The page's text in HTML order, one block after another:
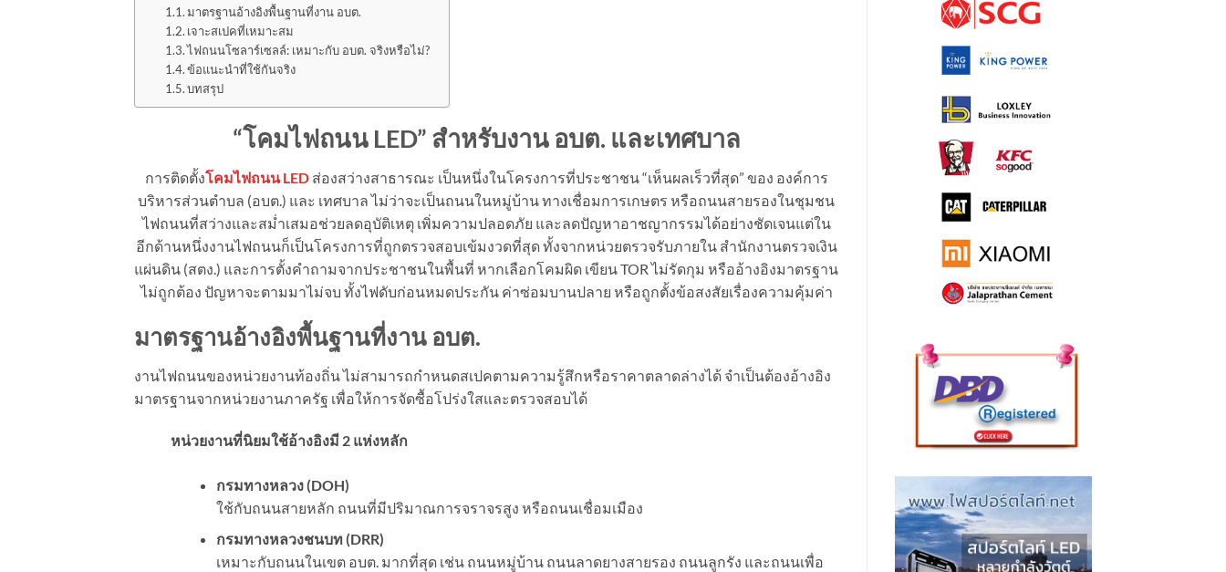
มาตรฐานอ้างอิงพื้นฐานที่งาน อบต.
เจาะสเปคที่เหมาะสม
ไฟถนนโซลาร์เซลล์: เหมาะกับ อบต. จริงหรือไม่?
ข้อแนะนำที่ใช้กันจริง
บทสรุป
“โคมไฟถนน LED” สำหรับงาน อบต. และเทศบาล
การติดตั้งโคมไฟถนน LEDส่องสว่างสาธารณะ เป็นหนึ่งในโครงการที่ประชาชน “เห็นผลเร็วที่สุด” ของ องค์การ
บริหารส่วนตำบล (อบต.) และ เทศบาล ไม่ว่าจะเป็นถนนในหมู่บ้าน ทางเชื่อมการเกษตร หรือถนนสายรองในชุมชน
ไฟถนนที่สว่างและสม่ำเสมอช่วยลดอุบัติเหตุ เพิ่มความปลอดภัย และลดปัญหาอาชญากรรมได้อย่างชัดเจนแต่ใน
อีกด้านหนึ่งงานไฟถนนก็เป็นโครงการที่ถูกตรวจสอบเข้มงวดที่สุด ทั้งจากหน่วยตรวจรับภายใน สำนักงานตรวจเงิน
แผ่นดิน (สตง.) และการตั้งคำถามจากประชาชนในพื้นที่ หากเลือกโคมผิด เขียน TOR ไม่รัดกุม หรืออ้างอิงมาตรฐาน
ไม่ถูกต้อง ปัญหาจะตามมาไม่จบ ทั้งไฟดับก่อนหมดประกัน ค่าซ่อมบานปลาย หรือถูกตั้งข้อสงสัยเรื่องความคุ้มค่า
มาตรฐานอ้างอิงพื้นฐานที่งาน อบต.
งานไฟถนนของหน่วยงานท้องถิ่น ไม่สามารถกำหนดสเปคตามความรู้สึกหรือราคาตลาดล่างได้ จำเป็นต้องอ้างอิง
มาตรฐานจากหน่วยงานภาครัฐ เพื่อให้การจัดซื้อโปร่งใสและตรวจสอบได้
หน่วยงานที่นิยมใช้อ้างอิงมี 2 แห่งหลัก
กรมทางหลวง (DOH)
ใช้กับถนนสายหลัก ถนนที่มีปริมาณการจราจรสูง หรือถนนเชื่อมเมือง
กรมทางหลวงชนบท (DRR)
เหมาะกับถนนในเขต อบต. มากที่สุด เช่น ถนนหมู่บ้าน ถนนลาดยางสายรอง ถนนลูกรัง และถนนเพื่อ